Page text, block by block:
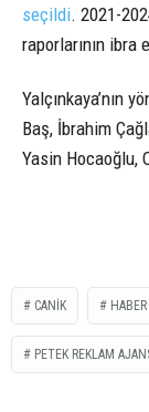
seçildi. 2021-
raporlarının ibra
Yalçınkaya’nın
Baş, İbrahim
Yasin Hocaoğlu,
CANİK HABER
PETEK REKLAM